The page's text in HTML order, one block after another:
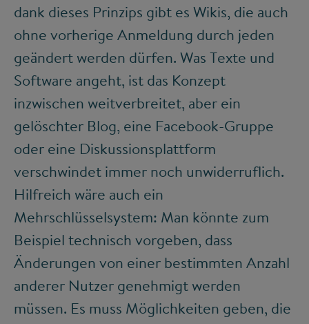
dank dieses Prinzips gibt es Wikis, die auch
ohne vorherige Anmeldung durch jeden
geändert werden dürfen. Was Texte und
Software angeht, ist das Konzept
inzwischen weitverbreitet, aber ein
gelöschter Blog, eine Facebook-Gruppe
oder eine Diskussionsplattform
verschwindet immer noch unwiderruflich.
Hilfreich wäre auch ein
Mehrschlüsselsystem: Man könnte zum
Beispiel technisch vorgeben, dass
Änderungen von einer bestimmten Anzahl
anderer Nutzer genehmigt werden
müssen. Es muss Möglichkeiten geben, die